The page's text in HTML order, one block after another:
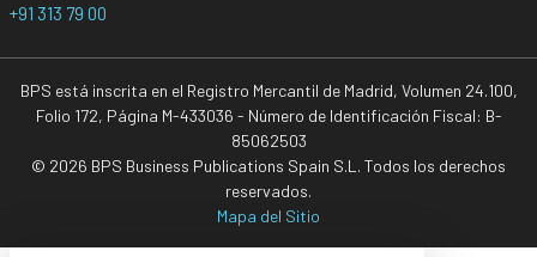
+91 313 79 00
BPS está inscrita en el Registro Mercantil de Madrid, Volumen 24.100,
Folio 172, Página M-433036 - Número de Identificación Fiscal: B-
85062503
© 2026 BPS Business Publications Spain S.L. Todos los derechos
reservados.
Mapa del Sitio